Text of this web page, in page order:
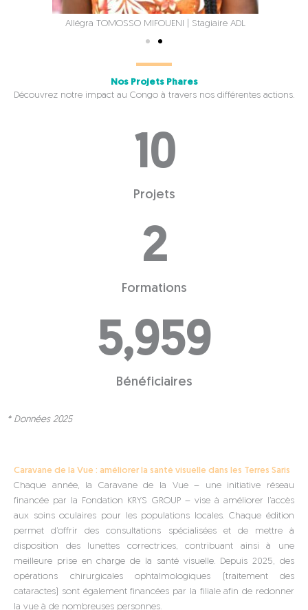
Allégra TOMOSSO MIFOUENI | Stagiaire ADL
Nos Projets Phares
Découvrez notre impact au Congo à travers nos différentes actions.
Projets
10
Formations
2
Bénéficiaires
5,959
* Données 2025
Caravane de la Vue : améliorer la santé visuelle dans les Terres Saris
Chaque année, la Caravane de la Vue – une initiative réseau
financée par la Fondation KRYS GROUP – vise à améliorer l’accès
aux soins oculaires pour les populations locales. Chaque édition
permet d’offrir des consultations spécialisées et de mettre à
disposition des lunettes correctrices, contribuant ainsi à une
meilleure prise en charge de la santé visuelle. Depuis 2025, des
opérations chirurgicales ophtalmologiques (traitement des
cataractes) sont également financées par la filiale afin de redonner
la vue à de nombreuses personnes.